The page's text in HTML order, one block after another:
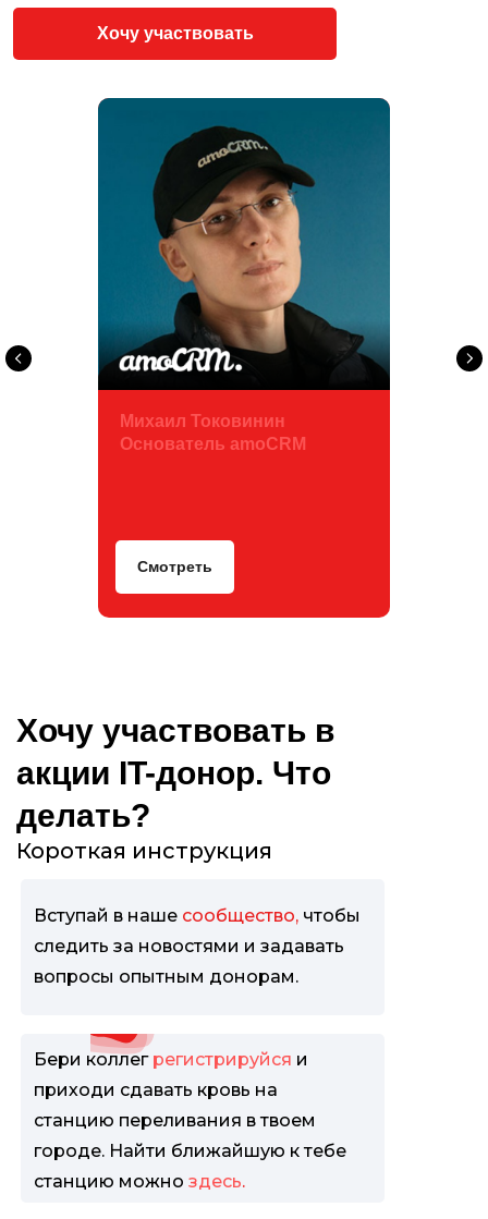
Хочу участвовать
Михаил Токовинин
Основатель amoCRM
Смотреть
Хочу участвовать в
акции IT-донор. Что
делать?
Вступай в наше сообщество, чтобы
следить за новостями и задавать
вопросы опытным донорам.
Бери коллег регистрируйся и
приходи сдавать кровь на
станцию переливания в твоем
городе. Найти ближайшую к тебе
станцию можно здесь.
Короткая инструкция